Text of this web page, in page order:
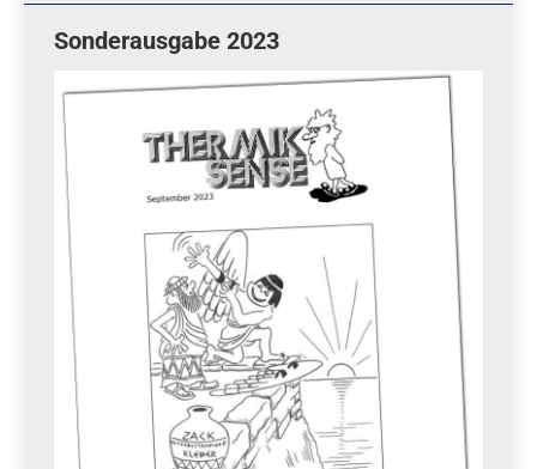
Sonderausgabe 2023